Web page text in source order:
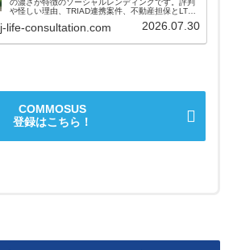
の濃さが特徴のソーシャルレンディングです。評判
や怪しい理由、TRIAD連携案件、不動産担保とLTV
解説します。
j-life-consultation.com 2026.07.30
COMMOSUS
登録はこちら！